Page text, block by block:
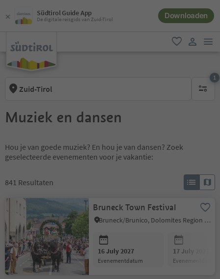
Südtirol Guide App
De digitale reisgids van Zuid-Tirol Downloaden
favoriet
Zuid-Tirol
1
1
Muziek en dansen
Hou je van goede muziek? En hou je van dansen? Zoek
geselecteerde evenementen voor je vakantie:
841 Resultaten
Bruneck Town Festival
Bruneck/Brunico, Dolomites Region Kronplatz/Plan de Corones
16 July 2027
evenementdatum
17 July 2027
evenementdatum